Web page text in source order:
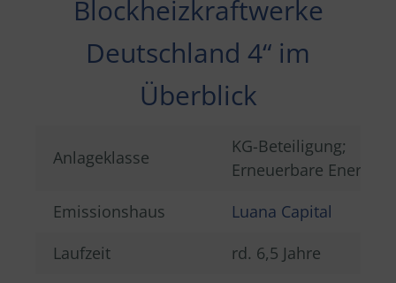
Blockheizkraftwerke
Deutschland 4“ im
Überblick
Anlageklasse
KG-Beteiligung;
Erneuerbare Energien
Emissionshaus
Luana Capital
Laufzeit
rd. 6,5 Jahre